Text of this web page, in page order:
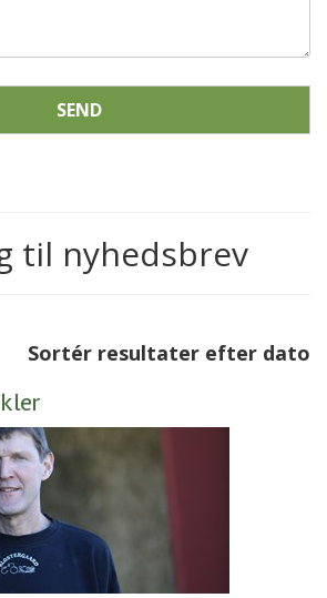
SEND
til nyhedsbrev
Sortér resultater efter dato